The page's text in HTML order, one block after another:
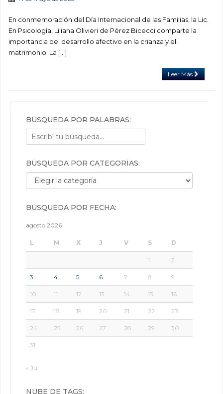
En conmemoración del Día Internacional de las Familias, la Lic.
En Psicología, Liliana Olivieri de Pérez Bicecci comparte la
importancia del desarrollo afectivo en la crianza y el
matrimonio. La […]
Leer Más
BÚSQUEDA POR PALABRAS:
BÚSQUEDA POR CATEGORÍAS:
Búsqueda por categorías:
BÚSQUEDA POR FECHA:
agosto 2026
L M X J V S D
1 2
3 4 5 6 7 8 9
10 11 12 13 14 15 16
17 18 19 20 21 22 23
24 25 26 27 28 29 30
31
« Jul
NUBE DE TAGS: